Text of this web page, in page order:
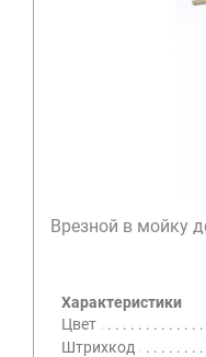
Врезной в мойку
Характеристики
Цвет
Штрихкод